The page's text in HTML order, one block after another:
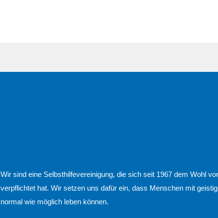
Wir sind eine Selbsthilfevereinigung, die sich seit 1967 dem Wohl
verpflichtet hat. Wir setzen uns dafür ein, dass Menschen mit
normal wie möglich leben können.